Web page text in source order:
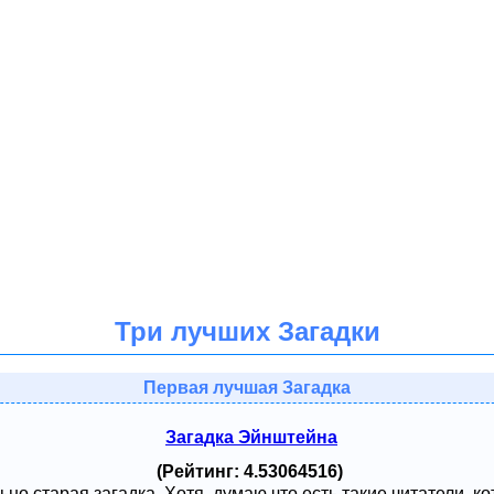
Три лучших Загадки
Первая лучшая Загадка
Загадка Эйнштейна
(Рейтинг: 4.53064516)